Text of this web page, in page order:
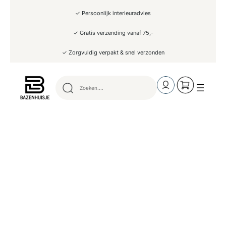
✓ Persoonlijk interieuradvies
✓ Gratis verzending vanaf 75,-
✓ Zorgvuldig verpakt & snel verzonden